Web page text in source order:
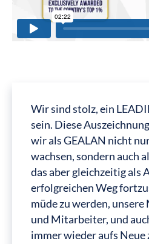
Wir sind stolz, ein
sein. Diese
wir als GEALAN nicht
wachsen, sondern auch
das aber gleichzeitig als
erfolgreichen Weg
müde zu werden,
und Mitarbeiter, und
immer wieder aufs Neue